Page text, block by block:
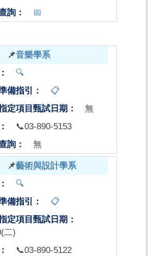
📅
📌音樂學系
🔍
📋
無
📞03-890-5153
無
📌藝術與設計學系
🔍
📋
二)
📞03-890-5122